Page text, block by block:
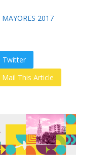
2017
Twitter
Mail This Article